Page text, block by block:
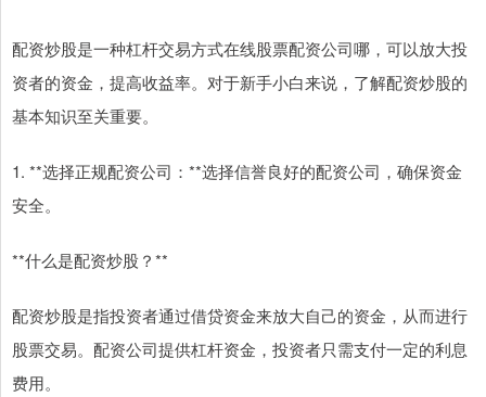
配资炒股是一种杠杆交易方式在线股票配资公司哪，可以放大投
资者的资金，提高收益率。对于新手小白来说，了解配资炒股的
基本知识至关重要。
1. **选择正规配资公司：**选择信誉良好的配资公司，确保资金
安全。
**什么是配资炒股？**
配资炒股是指投资者通过借贷资金来放大自己的资金，从而进行
股票交易。配资公司提供杠杆资金，投资者只需支付一定的利息
费用。